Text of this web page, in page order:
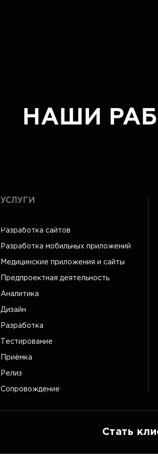
НАШИ
УСЛУГИ
Разработка сайтов
Разработка мобильных приложений
Медицинские приложения и сайты
Предпроектная деятельность
Аналитика
Дизайн
Разработка
Тестирование
Приёмка
Релиз
Сопровождение
Стать